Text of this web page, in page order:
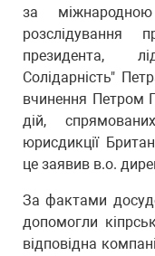
за
розслідування
президента,
Солідарність"
вчинення Петром
дій,
юрисдикції
це заявив в.о.
За фактами
допомогли
відповідна